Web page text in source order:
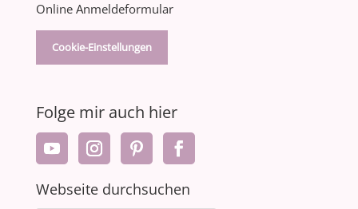
Online Anmeldeformular
Cookie-Einstellungen
Folge mir auch hier
Webseite durchsuchen